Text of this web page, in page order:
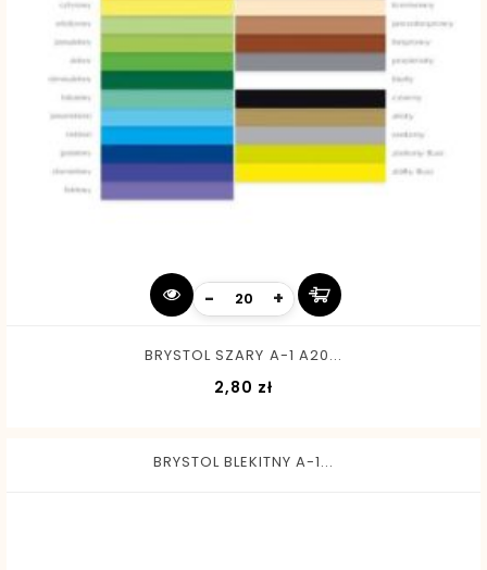
- +
BRYSTOL SZARY A-1 A20...
2,80 złCena
BRYSTOL BLEKITNY A-1...